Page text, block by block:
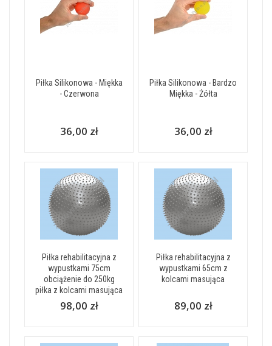
Piłka Silikonowa - Miękka
- Czerwona
36,00 zł
Piłka Silikonowa - Bardzo
Miękka - Żółta
36,00 zł
Piłka rehabilitacyjna z
wypustkami 75cm
obciążenie do 250kg
piłka z kolcami masująca
98,00 zł
Piłka rehabilitacyjna z
wypustkami 65cm z
kolcami masująca
89,00 zł